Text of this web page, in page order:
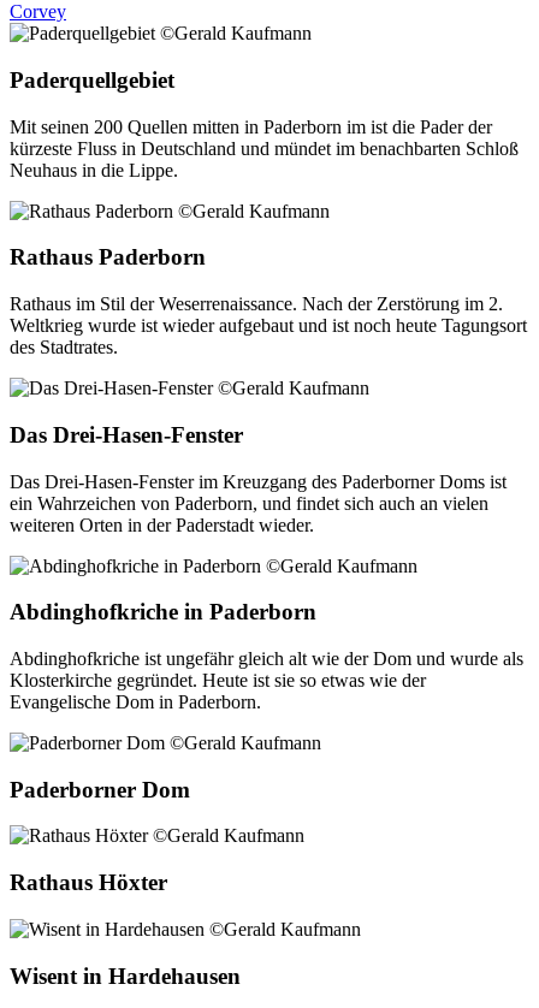
Corvey
Paderquellgebiet
Mit seinen 200 Quellen mitten in Paderborn im ist die Pader der
kürzeste Fluss in Deutschland und mündet im benachbarten Schloß
Neuhaus in die Lippe.
Rathaus Paderborn
Rathaus im Stil der Weserrenaissance. Nach der Zerstörung im 2.
Weltkrieg wurde ist wieder aufgebaut und ist noch heute Tagungsort
des Stadtrates.
Das Drei-Hasen-Fenster
Das Drei-Hasen-Fenster im Kreuzgang des Paderborner Doms ist
ein Wahrzeichen von Paderborn, und findet sich auch an vielen
weiteren Orten in der Paderstadt wieder.
Abdinghofkriche in Paderborn
Abdinghofkriche ist ungefähr gleich alt wie der Dom und wurde als
Klosterkirche gegründet. Heute ist sie so etwas wie der
Evangelische Dom in Paderborn.
Paderborner Dom
Rathaus Höxter
Wisent in Hardehausen